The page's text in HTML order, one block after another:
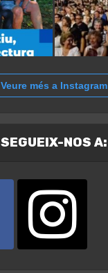
Veure més a Instagram
SEGUEIX-NOS A: